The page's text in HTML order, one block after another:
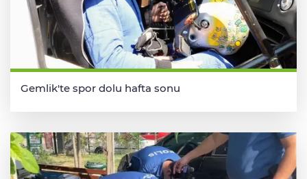
Gemlik'te spor dolu hafta sonu